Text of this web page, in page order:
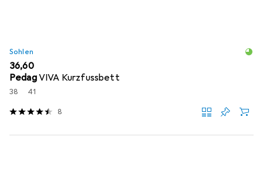
Sohlen
EUR
36,60
PedagVIVA Kurzfussbett
38 41
8